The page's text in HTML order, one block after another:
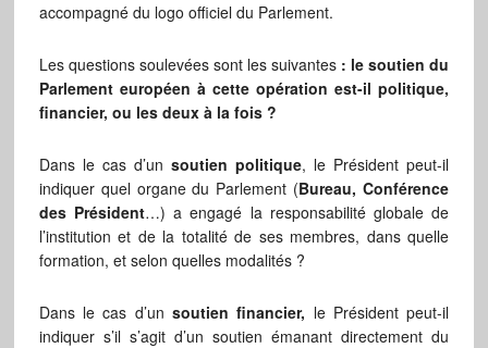
accompagné du logo officiel du Parlement.
Les questions soulevées sont les suivantes : le soutien du
Parlement européen à cette opération est-il politique,
financier, ou les deux à la fois ?
Dans le cas d’un soutien politique, le Président peut-il
indiquer quel organe du Parlement (Bureau, Conférence
des Président…) a engagé la responsabilité globale de
l’institution et de la totalité de ses membres, dans quelle
formation, et selon quelles modalités ?
Dans le cas d’un soutien financier, le Président peut-il
indiquer s’il s’agit d’un soutien émanant directement du